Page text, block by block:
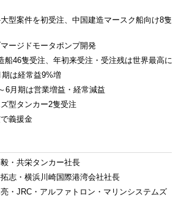
型案件を初受注、中国建造マースク船向け8隻
ージドモータポンプ開発
船46隻受注、年初来受注・受注残は世界最高に
は経常益9%増
6月期は営業増益・経常減益
型タンカー2隻受注
義援金
毅・共栄タンカー社長
拓志・横浜川崎国際港湾会社社長
亮・JRC・アルファトロン・マリンシステムズ